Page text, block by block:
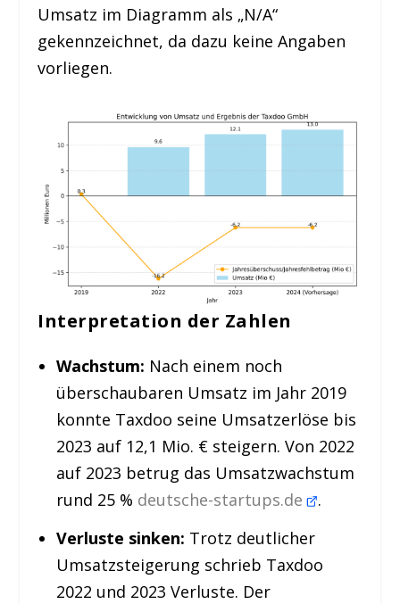
Umsatz im Diagramm als „N/A“
gekennzeichnet, da dazu keine Angaben
vorliegen.
Interpretation der Zahlen
Wachstum: Nach einem noch
überschaubaren Umsatz im Jahr 2019
konnte Taxdoo seine Umsatzerlöse bis
2023 auf 12,1 Mio. € steigern. Von 2022
auf 2023 betrug das Umsatzwachstum
rund 25 % deutsche-startups.de .
Verluste sinken: Trotz deutlicher
Umsatzsteigerung schrieb Taxdoo
2022 und 2023 Verluste. Der